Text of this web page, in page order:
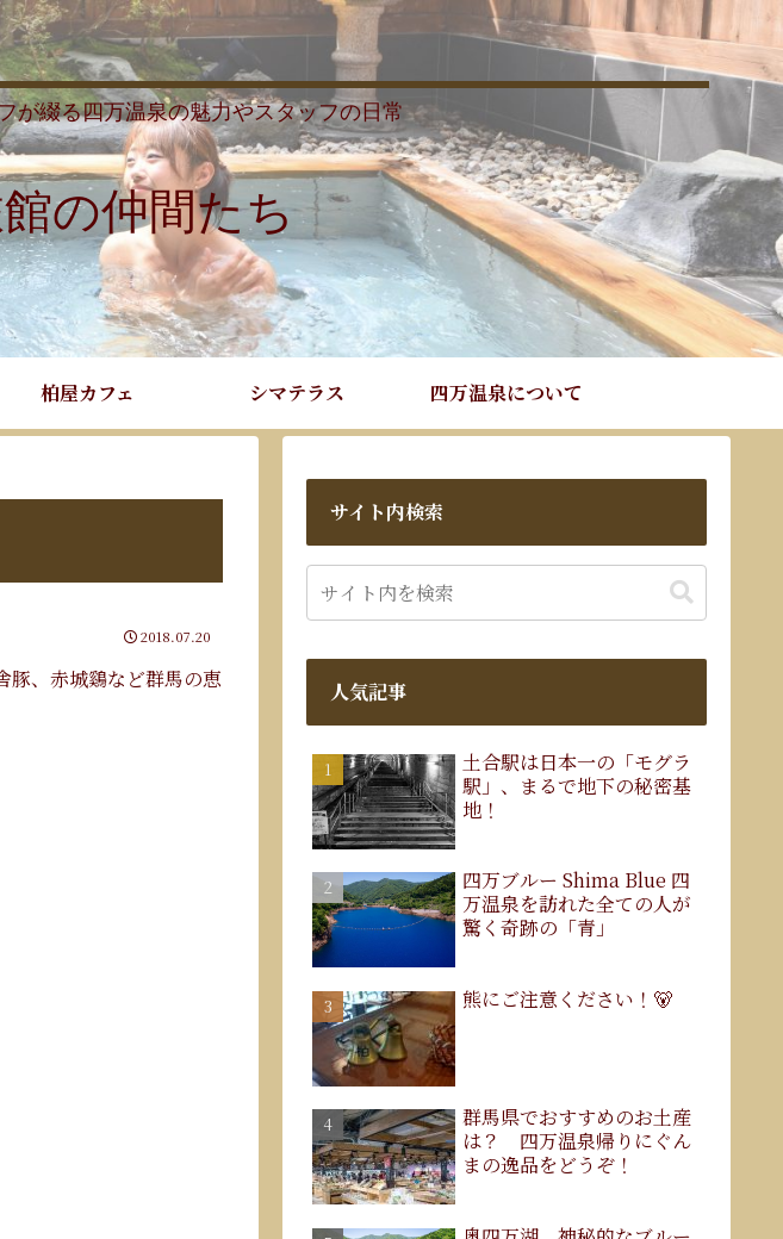
が綴る四万温泉の魅力やスタッフの日常
の仲間たち
柏屋カフェ シマテラス 四万温泉について
2018.07.20
豚、赤城鷄など群馬の恵
サイト内検索
人気記事
土合駅は日本一の「モグラ
駅」、まるで地下の秘密基
地！
四万ブルー Shima Blue 四
万温泉を訪れた全ての人が
驚く奇跡の「青」
熊にご注意ください！🐻
群馬県でおすすめのお土産
は？ 四万温泉帰りにぐん
まの逸品をどうぞ！